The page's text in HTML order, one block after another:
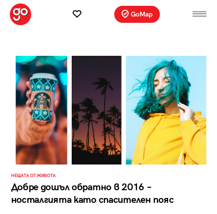
GoMap
НЕЩАТА ОТ ЖИВОТА
Добре дошъл обратно в 2016 –
носталгията като спасителен пояс